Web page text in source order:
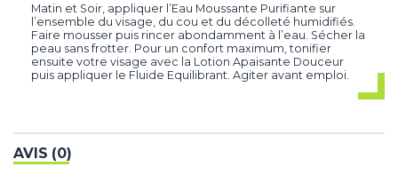
Matin et Soir, appliquer l’Eau Moussante Purifiante sur
l’ensemble du visage, du cou et du décolleté humidifiés.
Faire mousser puis rincer abondamment à l’eau. Sécher la
peau sans frotter. Pour un confort maximum, tonifier
ensuite votre visage avec la Lotion Apaisante Douceur
puis appliquer le Fluide Equilibrant. Agiter avant emploi.
AVIS (0)